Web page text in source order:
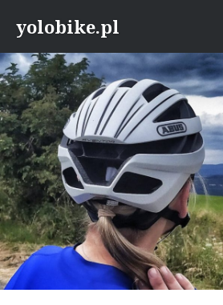
yolobike.pl